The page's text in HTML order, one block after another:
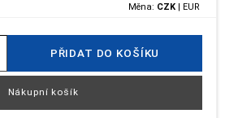
Měna: CZK | EUR
PŘIDAT DO KOŠÍKU
Nákupní košík